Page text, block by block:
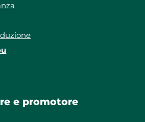
e promotore